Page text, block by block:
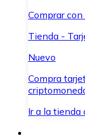
Comprar
Tienda -
Nuevo
Compra
Ir a la tienda